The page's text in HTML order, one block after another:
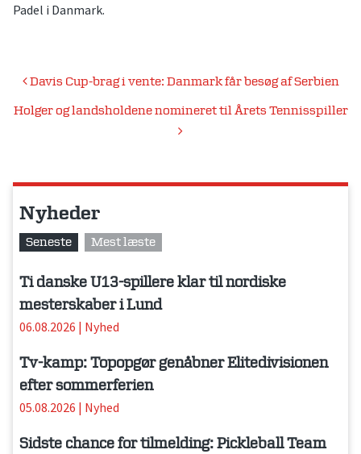
Padel i Danmark.
Indlægsnavigation
Davis Cup-brag i vente: Danmark får besøg af Serbien
Holger og landsholdene nomineret til Årets Tennisspiller
Nyheder
Seneste Mest læste
Ti danske U13-spillere klar til nordiske
mesterskaber i Lund
06.08.2026 | Nyhed
Tv-kamp: Topopgør genåbner Elitedivisionen
efter sommerferien
05.08.2026 | Nyhed
Sidste chance for tilmelding: Pickleball Team